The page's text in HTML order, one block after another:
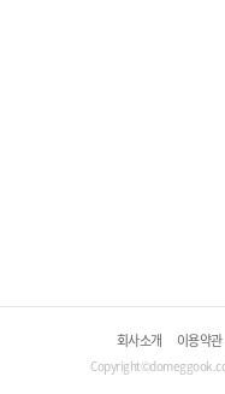
회사소개 이용약관